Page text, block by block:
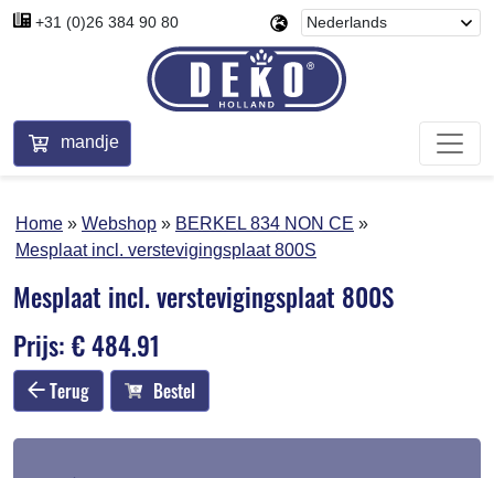
+31 (0)26 384 90 80
mandje
Home Webshop
BERKEL 834 NON CE
Mesplaat incl. verstevigingsplaat 800S
Mesplaat incl. verstevigingsplaat 800S
Prijs: € 484.91
Terug Bestel